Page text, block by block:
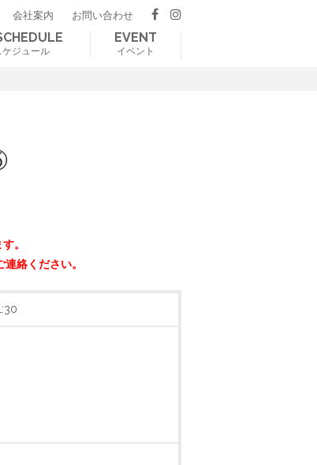
会社案内 お問い合わせ
ケジュール
EVENT
イベント
。
絡ください。